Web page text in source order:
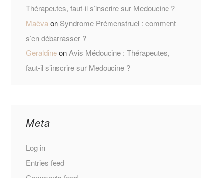
Thérapeutes, faut-il s’inscrire sur Medoucine ?
Maëvaon Syndrome Prémenstruel : comment
s’en débarrasser ?
GeraldineonAvis Médoucine : Thérapeutes,
faut-il s’inscrire sur Medoucine ?
Meta
Log in
Entries feed